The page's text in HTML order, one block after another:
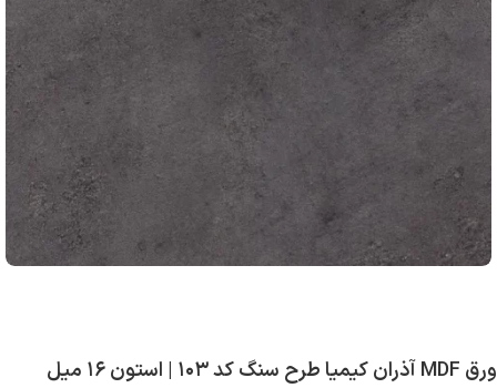
ورق MDF آذران کیمیا طرح سنگ کد ۱۰۳ | استون ۱۶ میل